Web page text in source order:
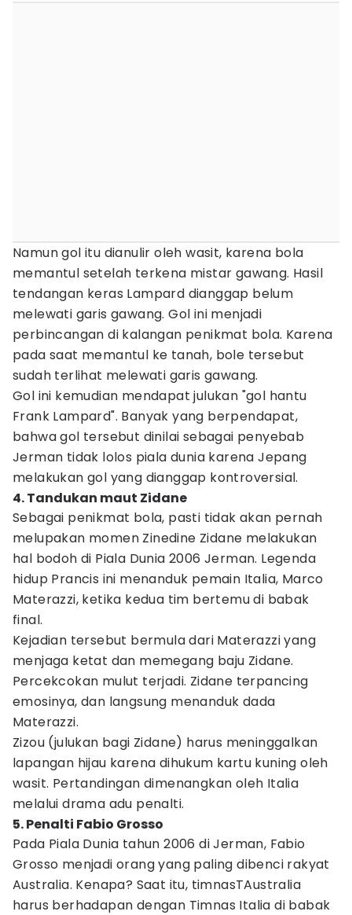
Namun gol itu dianulir oleh wasit, karena bola
memantul setelah terkena mistar gawang. Hasil
tendangan keras Lampard dianggap belum
melewati garis gawang. Gol ini menjadi
perbincangan di kalangan penikmat bola. Karena
pada saat memantul ke tanah, bole tersebut
sudah terlihat melewati garis gawang.
Gol ini kemudian mendapat julukan "gol hantu
Frank Lampard". Banyak yang berpendapat,
bahwa gol tersebut dinilai sebagai penyebab
Jerman tidak lolos piala dunia karena Jepang
melakukan gol yang dianggap kontroversial.
4. Tandukan maut Zidane
Sebagai penikmat bola, pasti tidak akan pernah
melupakan momen Zinedine Zidane melakukan
hal bodoh di Piala Dunia 2006 Jerman. Legenda
hidup Prancis ini menanduk pemain Italia, Marco
Materazzi, ketika kedua tim bertemu di babak
final.
Kejadian tersebut bermula dari Materazzi yang
menjaga ketat dan memegang baju Zidane.
Percekcokan mulut terjadi. Zidane terpancing
emosinya, dan langsung menanduk dada
Materazzi.
Zizou (julukan bagi Zidane) harus meninggalkan
lapangan hijau karena dihukum kartu kuning oleh
wasit. Pertandingan dimenangkan oleh Italia
melalui drama adu penalti.
5. Penalti Fabio Grosso
Pada Piala Dunia tahun 2006 di Jerman, Fabio
Grosso menjadi orang yang paling dibenci rakyat
Australia. Kenapa? Saat itu, timnasTAustralia
harus berhadapan dengan Timnas Italia di babak